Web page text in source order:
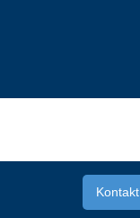
Kontakt